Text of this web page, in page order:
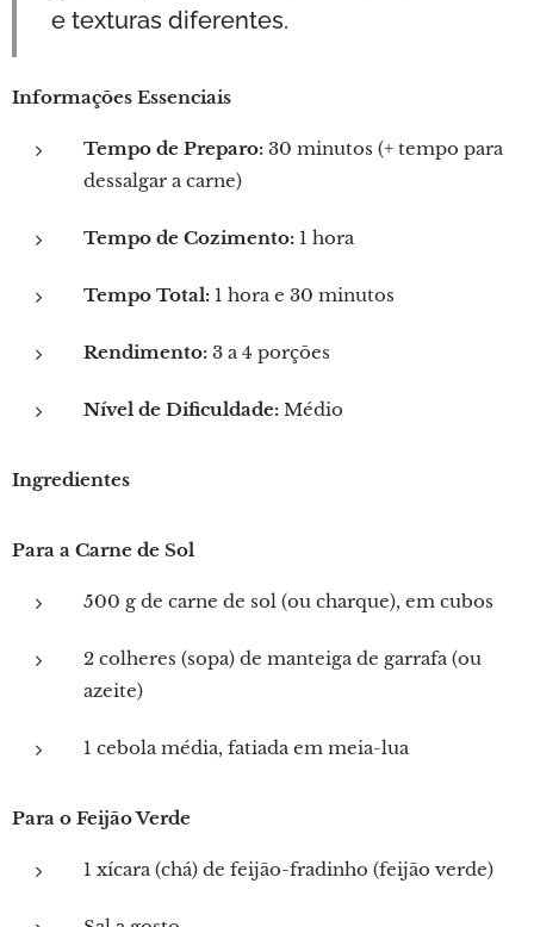
e texturas diferentes.
Informações Essenciais
Tempo de Preparo: 30 minutos (+ tempo para
dessalgar a carne)
Tempo de Cozimento: 1 hora
Tempo Total: 1 hora e 30 minutos
Rendimento: 3 a 4 porções
Nível de Dificuldade: Médio
Ingredientes
Para a Carne de Sol
500 g de carne de sol (ou charque), em cubos
2 colheres (sopa) de manteiga de garrafa (ou
azeite)
1 cebola média, fatiada em meia-lua
Para o Feijão Verde
1 xícara (chá) de feijão-fradinho (feijão verde)